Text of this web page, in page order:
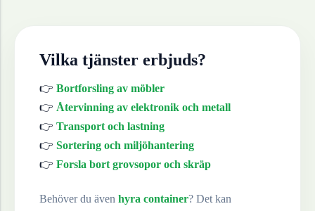
Vilka tjänster erbjuds?
👉 Bortforsling av möbler
👉 Återvinning av elektronik och metall
👉 Transport och lastning
👉 Sortering och miljöhantering
👉 Forsla bort grovsopor och skräp
Behöver du även hyra container? Det kan